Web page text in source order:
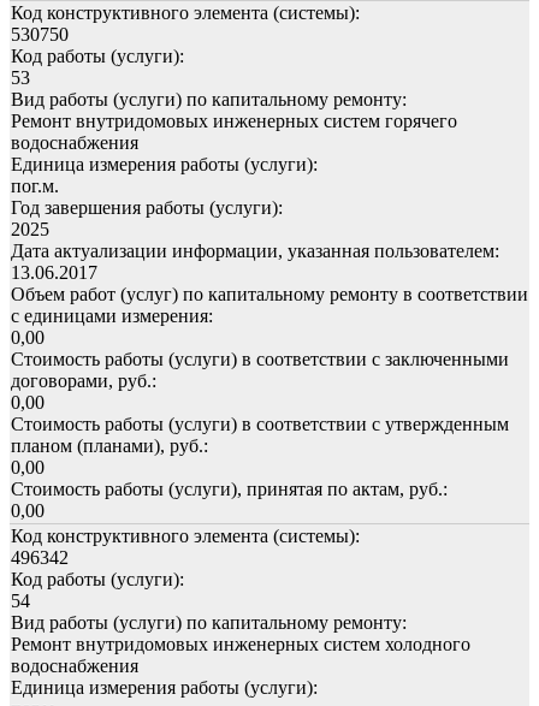
Код конструктивного элемента (системы):
530750
Код работы (услуги):
53
Вид работы (услуги) по капитальному ремонту:
Ремонт внутридомовых инженерных систем горячего
водоснабжения
Единица измерения работы (услуги):
пог.м.
Год завершения работы (услуги):
2025
Дата актуализации информации, указанная пользователем:
13.06.2017
Объем работ (услуг) по капитальному ремонту в соответствии
с единицами измерения:
0,00
Стоимость работы (услуги) в соответствии с заключенными
договорами, руб.:
0,00
Стоимость работы (услуги) в соответствии с утвержденным
планом (планами), руб.:
0,00
Стоимость работы (услуги), принятая по актам, руб.:
0,00
Код конструктивного элемента (системы):
496342
Код работы (услуги):
54
Вид работы (услуги) по капитальному ремонту:
Ремонт внутридомовых инженерных систем холодного
водоснабжения
Единица измерения работы (услуги):